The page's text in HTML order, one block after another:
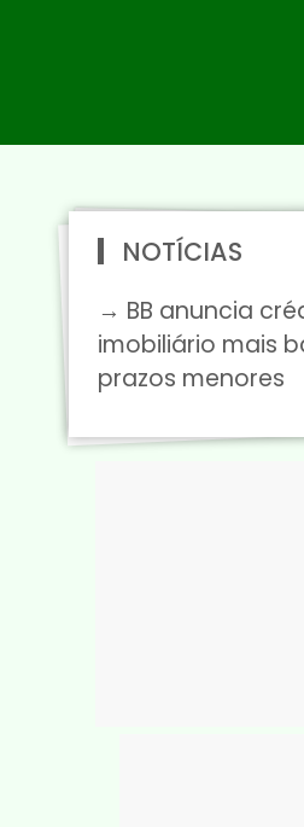
NOTÍCIAS
→ BB anuncia
imobiliário mais
prazos menores